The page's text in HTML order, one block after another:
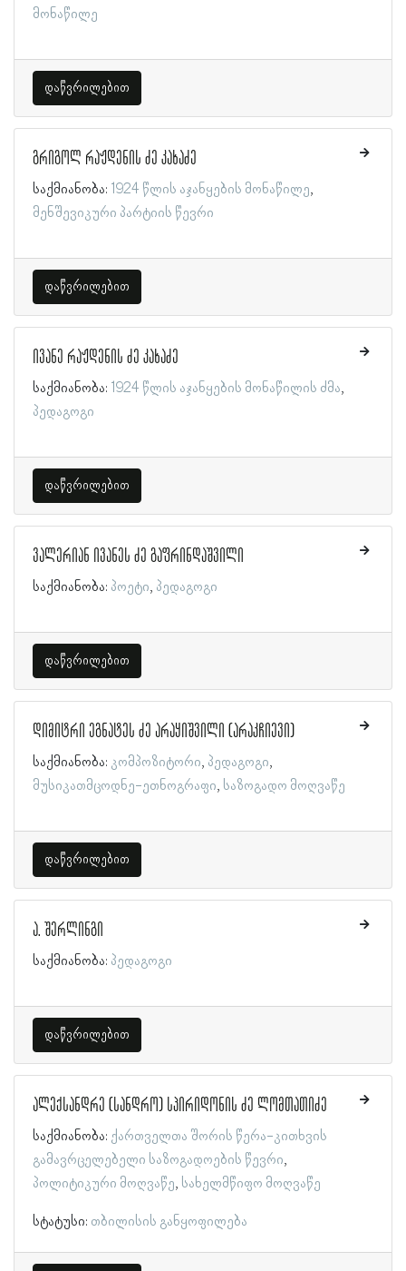
მონაწილე
დაწვრილებით
გრიგოლ რაჟდენის ძე კახაძე
საქმიანობა: 1924 წლის აჯანყების მონაწილე
მენშევიკური პარტიის წევრი
დაწვრილებით
ივანე რაჟდენის ძე კახაძე
საქმიანობა: 1924 წლის აჯანყების მონაწილის ძმა
პედაგოგი
დაწვრილებით
ვალერიან ივანეს ძე გაფრინდაშვილი
საქმიანობა: პოეტი პედაგოგი
დაწვრილებით
დიმიტრი ეგნატეს ძე არაყიშვილი (არაკჩიევი)
საქმიანობა: კომპოზიტორი პედაგოგი
მუსიკათმცოდნე-ეთნოგრაფი საზოგადო მოღვაწე
დაწვრილებით
ა. შერლინგი
საქმიანობა: პედაგოგი
დაწვრილებით
ალექსანდრე (სანდრო) სპირიდონის ძე ლომთათიძე
საქმიანობა: ქართველთა შორის წერა-კითხვის
გამავრცელებელი საზოგადოების წევრი
პოლიტიკური მოღვაწე სახელმწიფო მოღვაწე
სტატუსი: თბილისის განყოფილება